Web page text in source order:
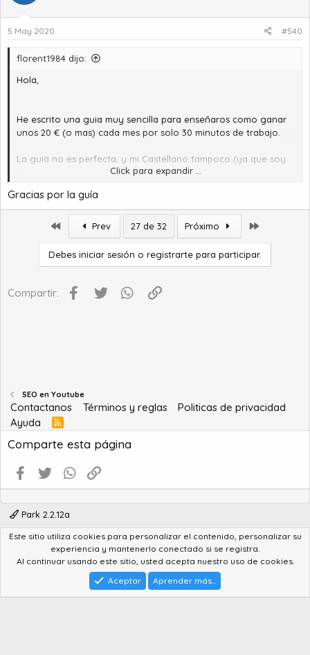
5 May 2020 #540
florent1984 dijo:
Hola,
He escrito una guia muy sencilla para enseñaros como ganar
unos 20 € (o mas) cada mes por solo 30 minutos de trabajo.
La guia no es perfecta, y mi Castellano tampoco (ya que soy
Frances) pero espero que os gustara.
[Hidden content]
Click para expandir ...
Gracias por la guía
PrimeroPrev 27 de 32 Próximo
Debes iniciar sesión o registrarte para participar.
Compartir: Facebook
Twitter WhatsApp
SEO en Youtube
Contactanos Términos y reglas
Politicas de privacidad
Ayuda
R
S
S
Comparte esta página
Facebook
Twitter WhatsApp
Park 2.2.12a
Community platform by XenForo® © 2010-2022 XenForo Ltd.
Advanced Forum Stats by AddonFlare - Premium XF2 Addons
Feedback SystembyXenCentral.com
StylesFactory.pl
Este sitio utiliza cookies para personalizar el contenido, personalizar su
experiencia y mantenerlo conectado si se registra.
Al continuar usando este sitio, usted acepta nuestro uso de cookies.
Aceptar
Aprender más...